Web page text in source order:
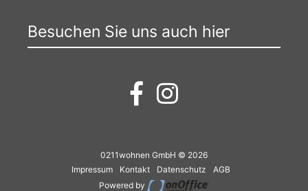
Besuchen Sie uns auch hier
0211wohnen GmbH © 2026
Impressum
Kontakt Datenschutz
AGB
Powered by